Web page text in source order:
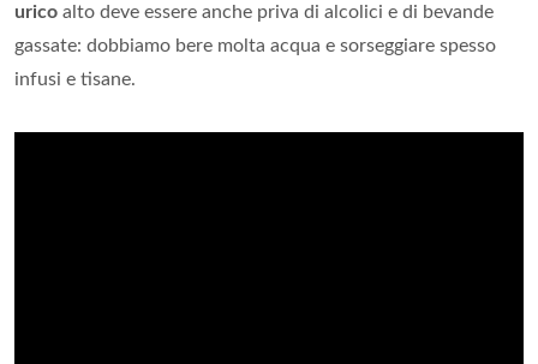
urico alto deve essere anche priva di alcolici e di bevande
gassate: dobbiamo bere molta acqua e sorseggiare spesso
infusi e tisane.